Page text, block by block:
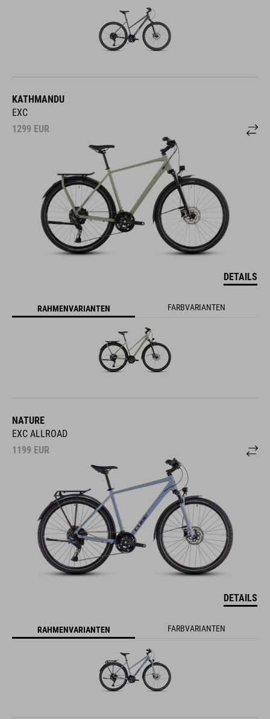
KATHMANDU
EXC
1299 EUR
DETAILS
FARBVARIANTEN
NATURE
EXC ALLROAD
1199 EUR
DETAILS
FARBVARIANTEN